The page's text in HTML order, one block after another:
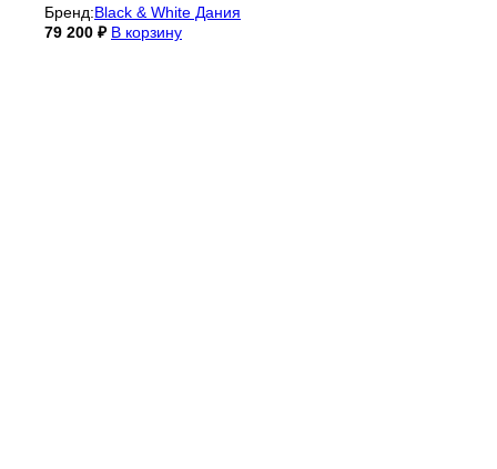
Бренд:Black & White Дания
79 200 ₽ В корзину